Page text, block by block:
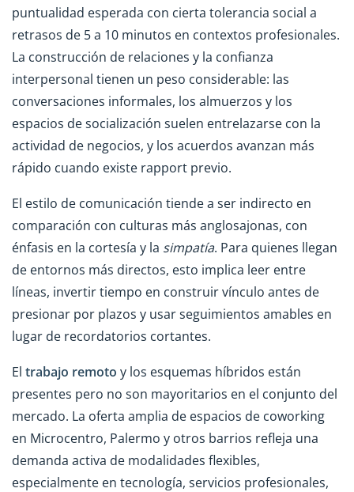
puntualidad esperada con cierta tolerancia social a
retrasos de 5 a 10 minutos en contextos profesionales.
La construcción de relaciones y la confianza
interpersonal tienen un peso considerable: las
conversaciones informales, los almuerzos y los
espacios de socialización suelen entrelazarse con la
actividad de negocios, y los acuerdos avanzan más
rápido cuando existe rapport previo.
El estilo de comunicación tiende a ser indirecto en
comparación con culturas más anglosajonas, con
énfasis en la cortesía y la simpatía. Para quienes llegan
de entornos más directos, esto implica leer entre
líneas, invertir tiempo en construir vínculo antes de
presionar por plazos y usar seguimientos amables en
lugar de recordatorios cortantes.
El trabajo remoto y los esquemas híbridos están
presentes pero no son mayoritarios en el conjunto del
mercado. La oferta amplia de espacios de coworking
en Microcentro, Palermo y otros barrios refleja una
demanda activa de modalidades flexibles,
especialmente en tecnología, servicios profesionales,